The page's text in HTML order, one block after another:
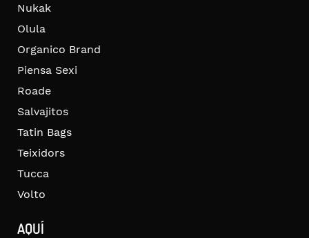
Nukak
Olula
Organico Brand
Piensa Sexi
Roade
Salvajitos
Tatin Bags
Teixidors
Tucca
Volto
AQUÍ